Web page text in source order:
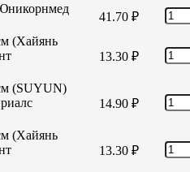
41.70 ₽
(Хайянь
13.30 ₽
(SUYUN)
14.90 ₽
(Хайянь
13.30 ₽